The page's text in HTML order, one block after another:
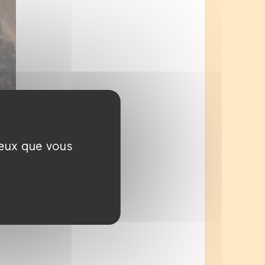
que vous